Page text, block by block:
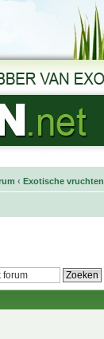
‹ Exotische vruchten